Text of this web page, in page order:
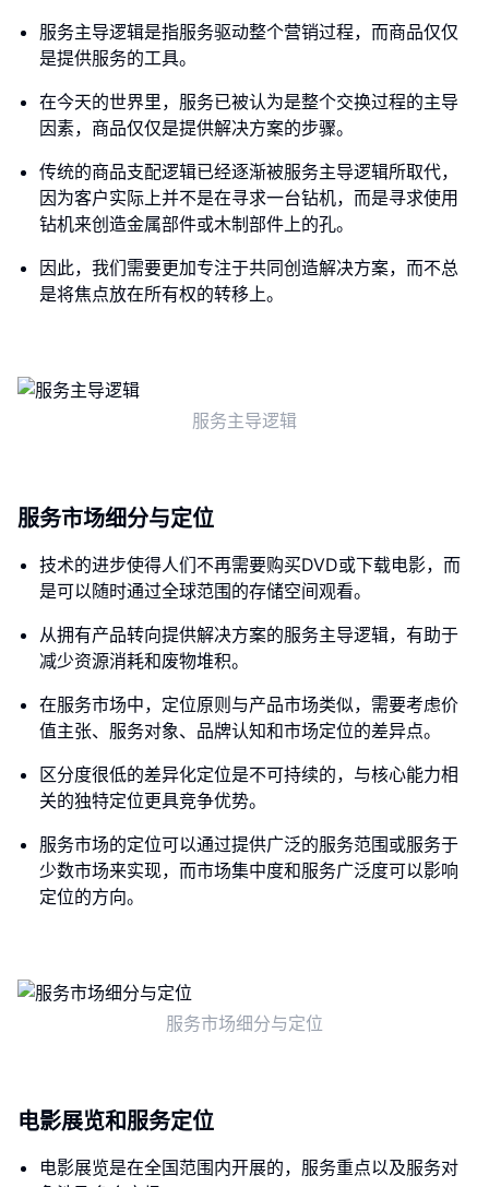
服务主导逻辑是指服务驱动整个营销过程，而商品仅仅
是提供服务的工具。
在今天的世界里，服务已被认为是整个交换过程的主导
因素，商品仅仅是提供解决方案的步骤。
传统的商品支配逻辑已经逐渐被服务主导逻辑所取代，
因为客户实际上并不是在寻求一台钻机，而是寻求使用
钻机来创造金属部件或木制部件上的孔。
因此，我们需要更加专注于共同创造解决方案，而不总
是将焦点放在所有权的转移上。
服务主导逻辑
服务市场细分与定位
技术的进步使得人们不再需要购买DVD或下载电影，而
是可以随时通过全球范围的存储空间观看。
从拥有产品转向提供解决方案的服务主导逻辑，有助于
减少资源消耗和废物堆积。
在服务市场中，定位原则与产品市场类似，需要考虑价
值主张、服务对象、品牌认知和市场定位的差异点。
区分度很低的差异化定位是不可持续的，与核心能力相
关的独特定位更具竞争优势。
服务市场的定位可以通过提供广泛的服务范围或服务于
少数市场来实现，而市场集中度和服务广泛度可以影响
定位的方向。
服务市场细分与定位
电影展览和服务定位
电影展览是在全国范围内开展的，服务重点以及服务对